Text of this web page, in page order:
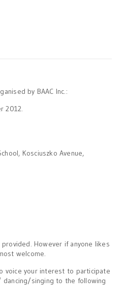
by BAAC Inc.:
2012.
Kosciuszko Avenue,
However if anyone likes
welcome.
voice your interest to participate
singing to the following